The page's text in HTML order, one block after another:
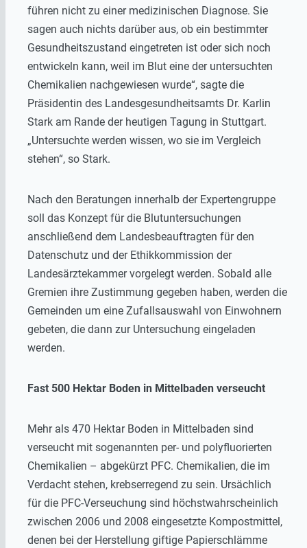
führen nicht zu einer medizinischen Diagnose. Sie
sagen auch nichts darüber aus, ob ein bestimmter
Gesundheitszustand eingetreten ist oder sich noch
entwickeln kann, weil im Blut eine der untersuchten
Chemikalien nachgewiesen wurde“, sagte die
Präsidentin des Landesgesundheitsamts Dr. Karlin
Stark am Rande der heutigen Tagung in Stuttgart.
„Untersuchte werden wissen, wo sie im Vergleich
stehen“, so Stark.
Nach den Beratungen innerhalb der Expertengruppe
soll das Konzept für die Blutuntersuchungen
anschließend dem Landesbeauftragten für den
Datenschutz und der Ethikkommission der
Landesärztekammer vorgelegt werden. Sobald alle
Gremien ihre Zustimmung gegeben haben, werden die
Gemeinden um eine Zufallsauswahl von Einwohnern
gebeten, die dann zur Untersuchung eingeladen
werden.
Fast 500 Hektar Boden in Mittelbaden verseucht
Mehr als 470 Hektar Boden in Mittelbaden sind
verseucht mit sogenannten per- und polyfluorierten
Chemikalien – abgekürzt PFC. Chemikalien, die im
Verdacht stehen, krebserregend zu sein. Ursächlich
für die PFC-Verseuchung sind höchstwahrscheinlich
zwischen 2006 und 2008 eingesetzte Kompostmittel,
denen bei der Herstellung giftige Papierschlämme